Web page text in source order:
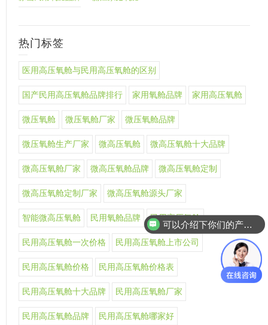
热门标签
医用高压氧舱与民用高压氧舱的区别
国产民用高压氧舱品牌排行 家用氧舱品牌 家用高压氧舱
微压氧舱 微压氧舱厂家 微压氧舱品牌
微压氧舱生产厂家 微高压氧舱 微高压氧舱十大品牌
微高压氧舱厂家 微高压氧舱品牌 微高压氧舱定制
微高压氧舱定制厂家 微高压氧舱源头厂家
智能微高压氧舱 民用氧舱品牌 民用高压氧舱
民用高压氧舱一次价格 民用高压氧舱上市公司
民用高压氧舱价格 民用高压氧舱价格表
民用高压氧舱十大品牌 民用高压氧舱厂家
民用高压氧舱品牌 民用高压氧舱哪家好
可以介绍下你们的产品么